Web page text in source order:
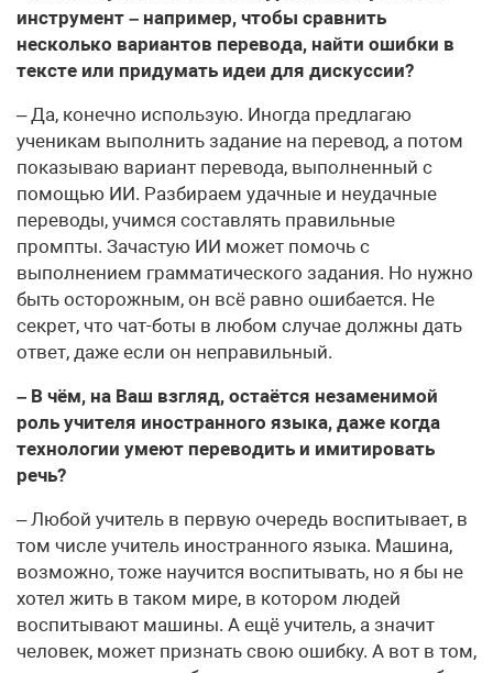
инструмент – например, чтобы сравнить
несколько вариантов перевода, найти ошибки в
тексте или придумать идеи для дискуссии?
– Да, конечно использую. Иногда предлагаю
ученикам выполнить задание на перевод, а потом
показываю вариант перевода, выполненный с
помощью ИИ. Разбираем удачные и неудачные
переводы, учимся составлять правильные
промпты. Зачастую ИИ может помочь с
выполнением грамматического задания. Но нужно
быть осторожным, он всё равно ошибается. Не
секрет, что чат-боты в любом случае должны дать
ответ, даже если он неправильный.
– В чём, на Ваш взгляд, остаётся незаменимой
роль учителя иностранного языка, даже когда
технологии умеют переводить и имитировать
речь?
– Любой учитель в первую очередь воспитывает, в
том числе учитель иностранного языка. Машина,
возможно, тоже научится воспитывать, но я бы не
хотел жить в таком мире, в котором людей
воспитывают машины. А ещё учитель, а значит
человек, может признать свою ошибку. А вот в том,